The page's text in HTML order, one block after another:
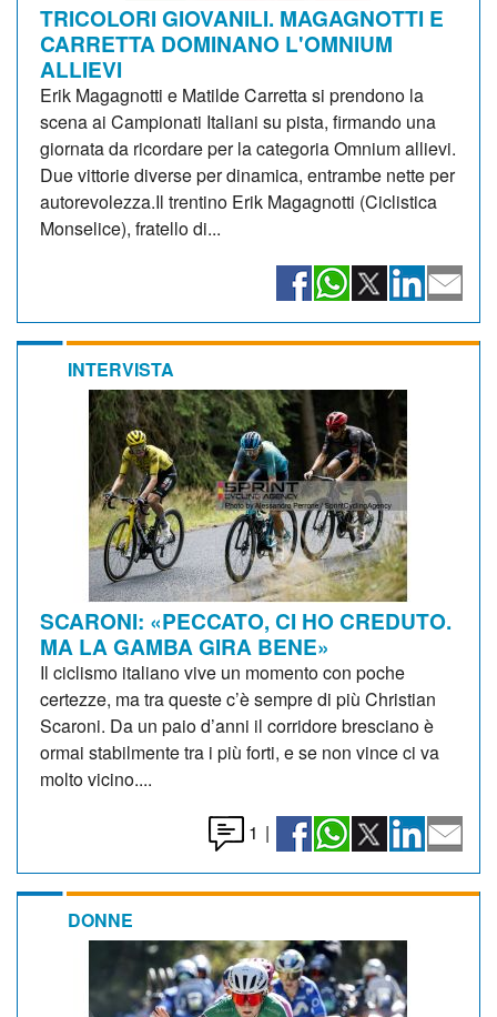
TRICOLORI GIOVANILI. MAGAGNOTTI E
CARRETTA DOMINANO L'OMNIUM
ALLIEVI
Erik Magagnotti e Matilde Carretta si prendono la
scena ai Campionati Italiani su pista, firmando una
giornata da ricordare per la categoria Omnium allievi.
Due vittorie diverse per dinamica, entrambe nette per
autorevolezza.Il trentino Erik Magagnotti (Ciclistica
Monselice), fratello di...
INTERVISTA
SCARONI: «PECCATO, CI HO CREDUTO.
MA LA GAMBA GIRA BENE»
Il ciclismo italiano vive un momento con poche
certezze, ma tra queste c’è sempre di più Christian
Scaroni. Da un paio d’anni il corridore bresciano è
ormai stabilmente tra i più forti, e se non vince ci va
molto vicino....
1 |
DONNE